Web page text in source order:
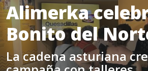
Alimerka
Bonito del
La cadena asturiana